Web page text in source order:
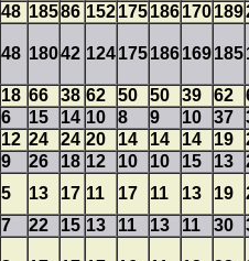
48 18586 152175186170189
48 18042 124175186169185
18 66 38 62 50 50 39 62
6 15 14 10 8 9 10 37
12 24 24 20 14 14 14 19
9 26 18 12 10 10 15 13
5 13 17 11 17 11 13 19
7 22 15 13 11 13 11 30